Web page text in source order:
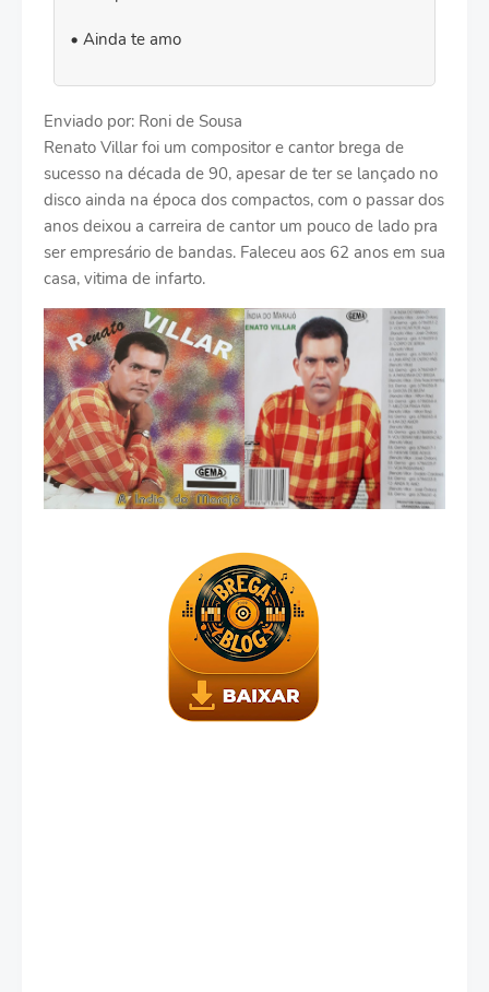
Ainda te amo
Enviado por: Roni de Sousa
Renato Villar foi um compositor e cantor brega de
sucesso na década de 90, apesar de ter se lançado no
disco ainda na época dos compactos, com o passar dos
anos deixou a carreira de cantor um pouco de lado pra
ser empresário de bandas. Faleceu aos 62 anos em sua
casa, vitima de infarto.